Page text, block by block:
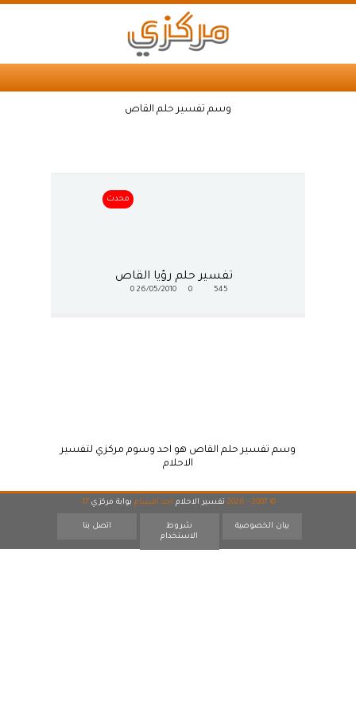
وسم تفسير حلم القاص
محدث
تفسير حلم رؤيا القاص
545
0
26/05/2010
0
وسم تفسير حلم القاص هو احد وسوم مركزي لتفسير
الاحلام
© 2007 - 2026 تفسير الاحلام احد اقسام بوابة مركزي 17
بيان الخصوصية
شروط
الاستخدام
اتصل بنا